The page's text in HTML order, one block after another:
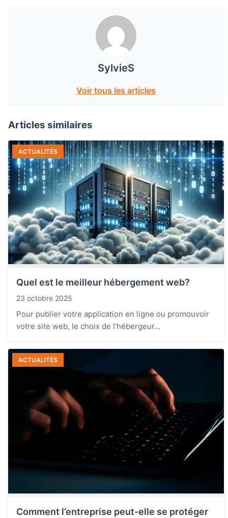
SylvieS
Voir tous les articles
Articles similaires
ACTUALITÉS
Quel est le meilleur hébergement web?
23 octobre 2025
Pour publier votre application en ligne ou promouvoir
votre site web, le choix de l’hébergeur...
ACTUALITÉS
Comment l’entreprise peut-elle se protéger